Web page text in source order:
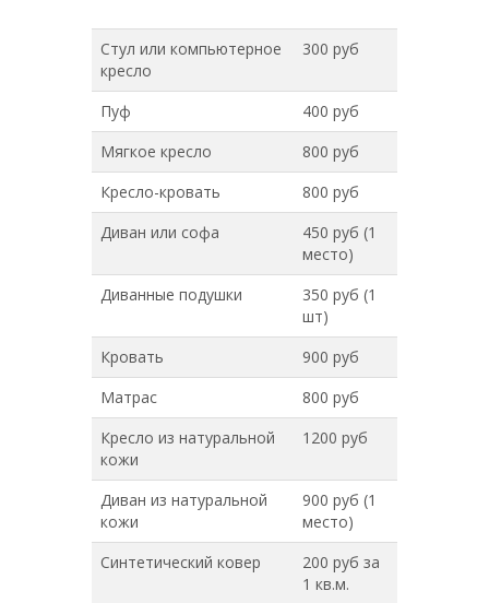
Стул или компьютерное
кресло
300 руб
Пуф
400 руб
Мягкое кресло
800 руб
Кресло-кровать
800 руб
Диван или софа
450 руб (1
место)
Диванные подушки
350 руб (1
шт)
Кровать
900 руб
Матрас
800 руб
Кресло из натуральной
кожи
1200 руб
Диван из натуральной
кожи
900 руб (1
место)
Синтетический ковер
200 руб за
1 кв.м.